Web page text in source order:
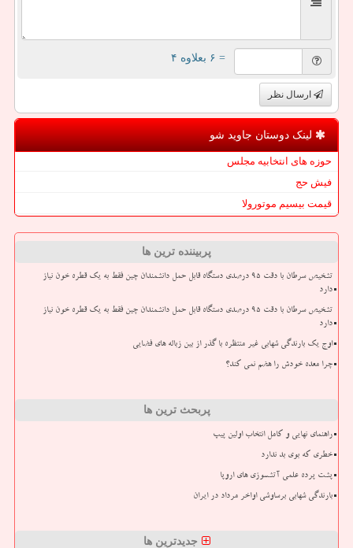
= ۶ بعلاوه ۴
ارسال نظر
لینک دوستان جاوید شو
حوزه های انتخابیه مجلس
فیش حج
قیمت بیسیم موتورولا
پربیننده ترین ها
تشخیص سرطان با دقت ۹۵ درصدی دستگاه قابل حمل دانشمندان چین فقط به یک قطره خون نیاز
دارد
تشخیص سرطان با دقت ۹۵ درصدی دستگاه قابل حمل دانشمندان چین فقط به یک قطره خون نیاز
دارد
اوج یک بارندگی شهابی غیر منتظره با گذر از بین زباله های فضایی
چرا معده خودش را هضم نمی کند؟
پربحث ترین ها
راهنمای نهایی و کامل انتخاب اولین پیپ
خطری که بوی بد ندارد
پشت پرده علمی آتشسوزی های اروپا
بارندگی شهابی برساوشی اواخر مرداد در ایران
جدیدترین ها